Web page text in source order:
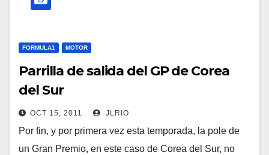
FORMULA1 MOTOR
Parrilla de salida del GP de Corea
del Sur
OCT 15, 2011 JLRIO
Por fin, y por primera vez esta temporada, la pole de
un Gran Premio, en este caso de Corea del Sur, no